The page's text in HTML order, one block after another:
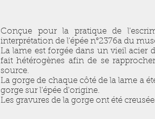
Conçue pour la pratique de
interprétation de l'épée n°2376a du
La lame est forgée dans un vieil acier
fait hétérogènes afin de se
source.
La gorge de chaque côté de la lame a
gorge sur l'épée d'origine.
Les gravures de la gorge ont été